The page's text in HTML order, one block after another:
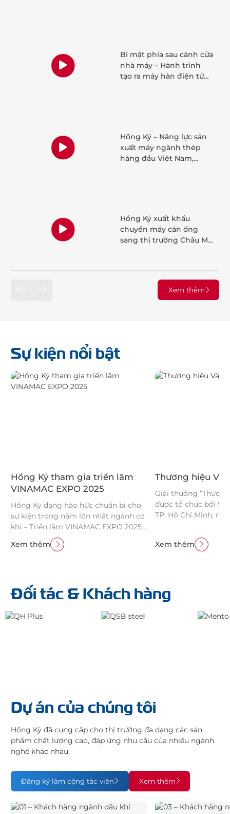
Bí mật phía sau cánh cửa
nhà máy – Hành trình
tạo ra máy hàn điện tử
Hồng Ký – Năng lực sản
xuất máy ngành thép
hàng đầu Việt Nam,
Hồng Ký xuất khẩu
chuyền máy cán ống
sang thị trường Châu Mỹ
Xem thêm
Sự kiện nổi bật
Hồng Ký tham gia triển lãm
VINAMAC EXPO 2025
Hồng Ký đang háo hức chuẩn bị cho
sự kiện trong năm lớn nhất ngành cơ
khí – Triển lãm VINAMAC EXPO 2025.
Sự kiện diễn ra từ ngày 27 –
29/11/2025 tại Trung tâm Hội chợ &
Xem thêm
Thương hiệu
Giải thưởng
được tổ chức bởi Sở
TP. Hồ Chí Minh,
phát triển thương
tượng, đồng thời
giao lưu, học hỏi và
thương hiệu, đồng
các tổ chức doanh
Xem thêm
Đối tác & Khách hàng
Dự án của chúng tôi
Hồng Ký đã cung cấp cho thị trường đa dạng các sản
phẩm chất lượng cao, đáp ứng nhu cầu của nhiều ngành
nghề khác nhau.
Đăng ký làm cộng tác viên Xem thêm